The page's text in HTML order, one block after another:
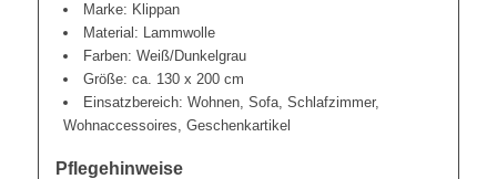
Marke: Klippan
Material: Lammwolle
Farben: Weiß/Dunkelgrau
Größe: ca. 130 x 200 cm
Einsatzbereich: Wohnen, Sofa, Schlafzimmer,
Wohnaccessoires, Geschenkartikel
Pflegehinweise